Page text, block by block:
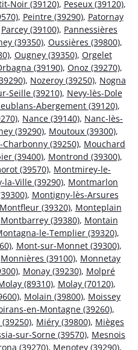
Noir (39120), Peseux (39120),
, Peintre (39290), Patornay
Parcey (39100), Pannessières
(39350), Oussières (39800),
, Ougney (39350), Orgelet
(39190), Onoz (39270),
, Nozeroy (39250), Nogna
Seille (39210), Nevy-lès-Dole
Abergement (39120),
, Nance (39140), Nanc-lès-
(39290), Moutoux (39300),
(39250), Mouchard
(39400), Montrond (39300),
(39570), Montmirey-le-
la-Ville (39290), Montmarlon
, Montigny-lès-Arsures
Montfleur (39320), Monteplain
Montbarrey (39380), Montain
le-Templier (39320),
, Mont-sur-Monnet (39300),
Monnières (39100), Monnetay
, Monay (39230), Molpré
(89310), Molay (70120),
, Molain (39800), Moissey
en-Montagne (39260),
, Miéry (39800), Mièges
sur-Sorne (39570), Mesnois
(39270), Menotey (39290),